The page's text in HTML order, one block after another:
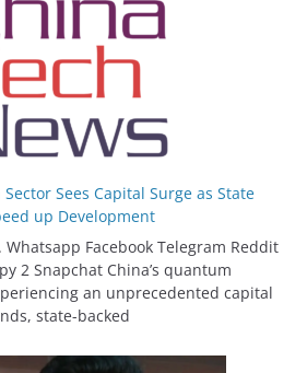
Sees Capital Surge as State
up Development
Facebook Telegram Reddit
2 Snapchat China’s quantum
an unprecedented capital
state-backed